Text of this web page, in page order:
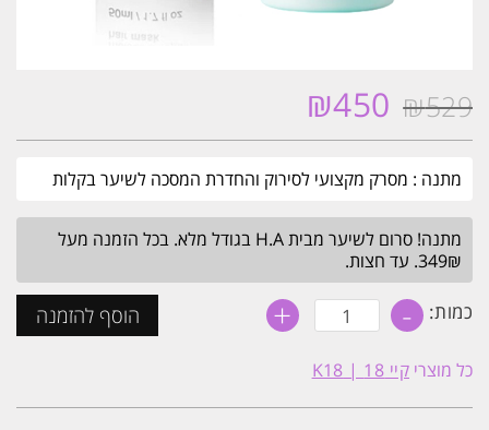
₪529
המחיר
₪529.
₪450
₪450.
מתנה : מסרק מקצועי לסירוק והחדרת המסכה לשיער בקלות
מתנה! סרום לשיער מבית H.A בגודל מלא. בכל הזמנה מעל
349₪. עד חצות.
כמות: - כמות
של
מסכה
לתיקון
+
+ הוסף להזמנה
כל מוצרי קיי 18 | K18